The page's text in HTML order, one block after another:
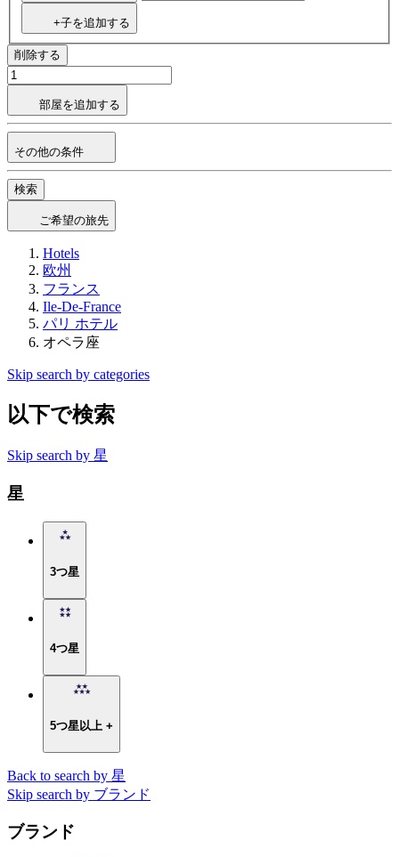
+子を追加する
削除する
部屋を追加する
その他の条件
検索
ご希望の旅先
Hotels
欧州
フランス
Ile-De-France
パリ ホテル
オペラ座
Skip search by categories
以下で検索
Skip search by 星
星
3つ星
4つ星
5つ星以上 +
Back to search by 星
Skip search by ブランド
ブランド